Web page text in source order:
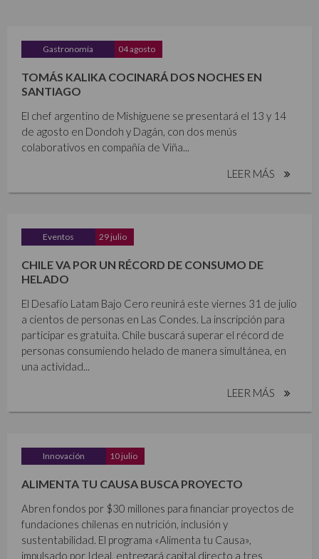
Gastronomía 04 agosto
TOMÁS KALIKA COCINARÁ DOS NOCHES EN
SANTIAGO
El chef argentino de Mishiguene se presentará el 13 y 14
de agosto en Dondoh y Dagán, con dos menús
colaborativos en compañía de Viña...
LEER MÁS
Eventos 29 julio
CHILE VA POR UN RÉCORD DE CONSUMO DE
HELADO
El Desafío Latam Bajo Cero reunirá este viernes 31 de julio
a cientos de personas en Las Condes. La inscripción para
participar es gratuita. Chile buscará superar el récord de
personas consumiendo helado de manera simultánea, en
una actividad...
LEER MÁS
Innovación 10 julio
ALIMENTA TU CAUSA BUSCA PROYECTO
Abren fondos por $30 millones para financiar proyectos de
fundaciones chilenas en nutrición, inclusión y
sustentabilidad. El programa «Alimenta tu Causa»,
impulsado por Ideal, entregará capital directo a tres